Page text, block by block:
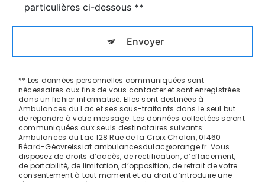
particulières ci-dessous **
Envoyer
** Les données personnelles communiquées sont
nécessaires aux fins de vous contacter et sont enregistrées
dans un fichier informatisé. Elles sont destinées à
Ambulances du Lac et ses sous-traitants dans le seul but
de répondre à votre message. Les données collectées seront
communiquées aux seuls destinataires suivants:
Ambulances du Lac 128 Rue de la Croix Chalon, 01460
Béard-Géovreissiat ambulancesdulac@orange.fr. Vous
disposez de droits d’accès, de rectification, d’effacement,
de portabilité, de limitation, d’opposition, de retrait de votre
consentement à tout moment et du droit d’introduire une